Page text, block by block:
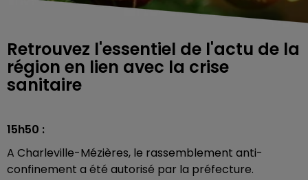
Retrouvez l'essentiel de l'actu de la
région en lien avec la crise
sanitaire
15h50 :
A Charleville-Mézières, le rassemblement anti-
confinement a été autorisé par la préfecture.